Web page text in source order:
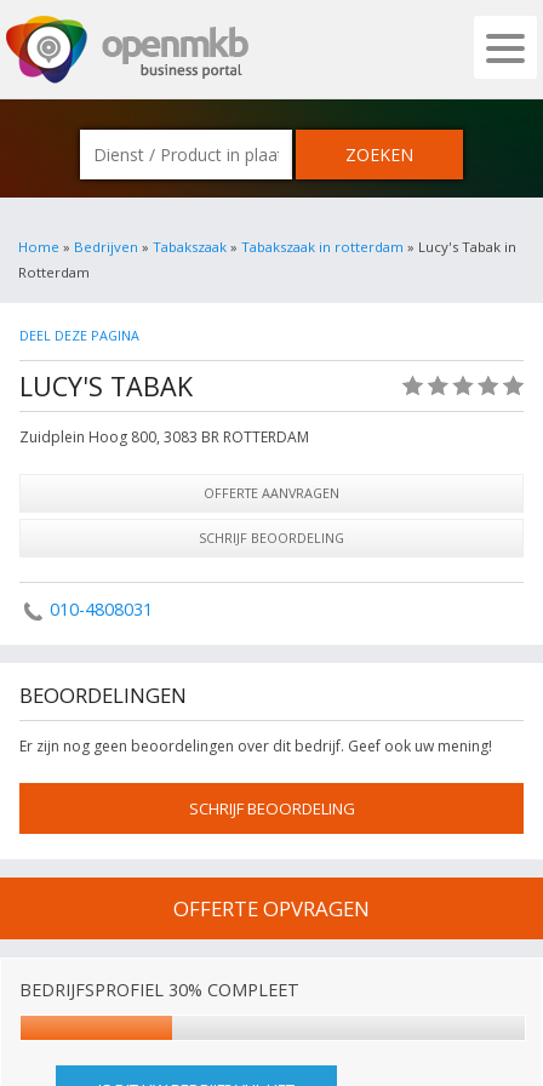
OPENMKB - DE ZAKELIJKE PORTAL
Home » Bedrijven » Tabakszaak » Tabakszaak in rotterdam » Lucy's Tabak in
Rotterdam
DEEL DEZE PAGINA
LUCY'S TABAK
Zuidplein Hoog 800, 3083 BR ROTTERDAM
OFFERTE AANVRAGEN
SCHRIJF BEOORDELING
010-4808031
BEOORDELINGEN
Er zijn nog geen beoordelingen over dit bedrijf. Geef ook uw mening!
SCHRIJF BEOORDELING
OFFERTE OPVRAGEN
BEDRIJFSPROFIEL 30% COMPLEET